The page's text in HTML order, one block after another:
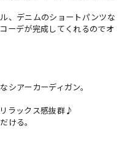
、デニムのショートパンツな
ーデが完成してくれるのでオ
アーカーディガン。
ラックス感抜群♪
ける。